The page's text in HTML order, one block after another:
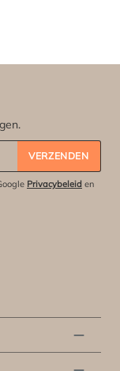
VERZENDEN
Privacybeleid en